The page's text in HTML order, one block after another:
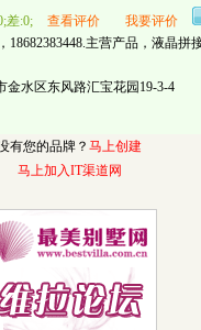
差:0; 查看评价
我要评价
18682383448.主营产品，液晶
金水区东风路汇宝花园19-3-4
有您的品牌？ 马上创建
马上加入IT渠道网